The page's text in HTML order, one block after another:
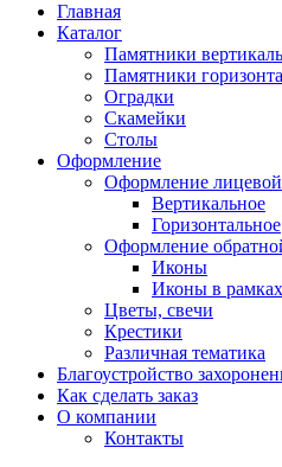
Главная
Каталог
Памятники
Памятники
Оградки
Скамейки
Столы
Оформление
Оформление
Вертикальное
Горизонтальное
Оформление
Иконы
Иконы в рамках
Цветы, свечи
Крестики
Различная тематика
Благоустройство
Как сделать заказ
О компании
Контакты